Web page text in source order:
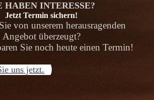
HABEN INTERESSE?
Jetzt Termin sichern!
von unserem herausragenden
Angebot überzeugt?
Sie noch heute einen Termin!
uns jetzt.